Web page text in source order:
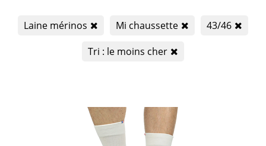
Laine mérinos Mi chaussette
43/46
Tri : le moins cher